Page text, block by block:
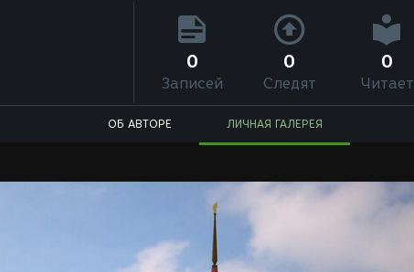
0
Записей
0
Следят
0
Читает
ОБ АВТОРЕ ЛИЧНАЯ ГАЛЕРЕЯ